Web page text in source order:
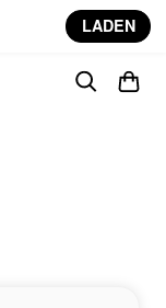
LADEN